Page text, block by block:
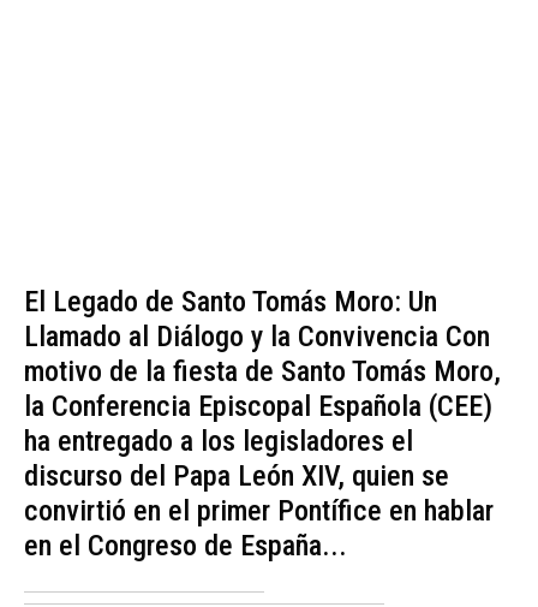
El Legado de Santo Tomás Moro: Un
Llamado al Diálogo y la Convivencia Con
motivo de la fiesta de Santo Tomás Moro,
la Conferencia Episcopal Española (CEE)
ha entregado a los legisladores el
discurso del Papa León XIV, quien se
convirtió en el primer Pontífice en hablar
en el Congreso de España...